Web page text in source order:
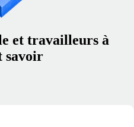
et travailleurs à
savoir